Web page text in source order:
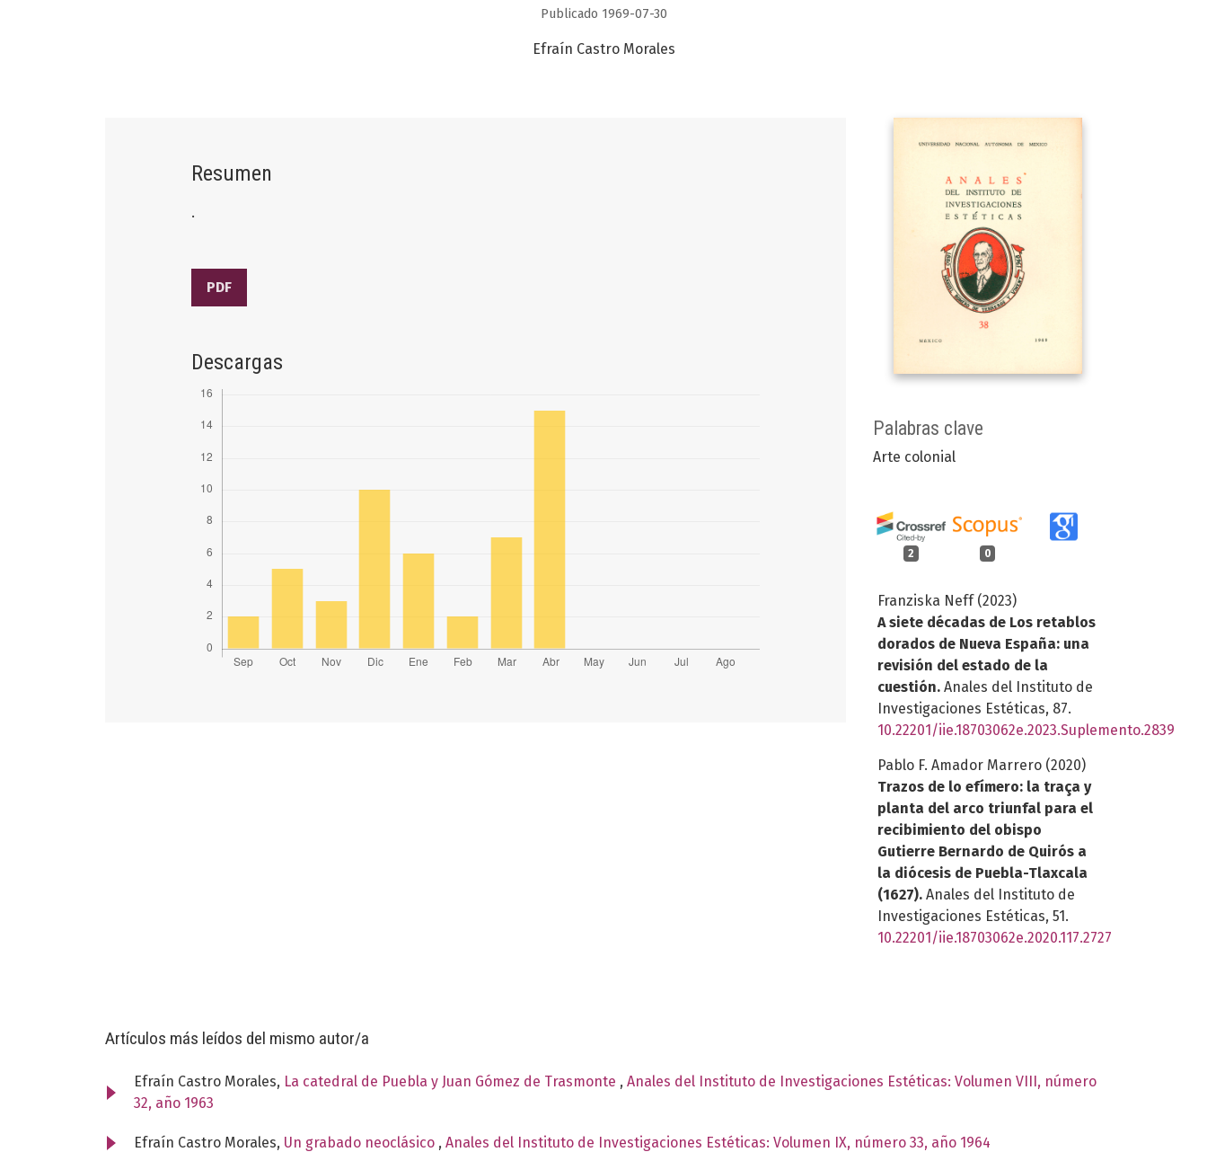
Publicado 1969-07-30
Efraín Castro Morales
Palabras clave
Arte colonial
2 0
Franziska Neff (2023)
A siete décadas de Los retablos
dorados de Nueva España: una
revisión del estado de la
cuestión. Anales del Instituto de
Investigaciones Estéticas, 87.
10.22201/iie.18703062e.2023.Suplemento.2839
Pablo F. Amador Marrero (2020)
Trazos de lo efímero: la traça y
planta del arco triunfal para el
recibimiento del obispo
Gutierre Bernardo de Quirós a
la diócesis de Puebla-Tlaxcala
(1627). Anales del Instituto de
Investigaciones Estéticas, 51.
10.22201/iie.18703062e.2020.117.2727
Resumen
.
PDF
Descargas
Artículos más leídos del mismo autor/a
Efraín Castro Morales, La catedral de Puebla y Juan Gómez de Trasmonte , Anales del Instituto de Investigaciones Estéticas: Volumen VIII, número
32, año 1963
Efraín Castro Morales, Un grabado neoclásico , Anales del Instituto de Investigaciones Estéticas: Volumen IX, número 33, año 1964